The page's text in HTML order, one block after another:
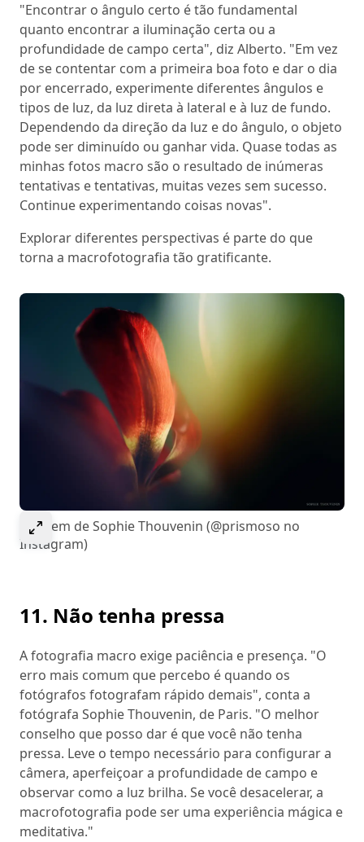
"Encontrar o ângulo certo é tão fundamental
quanto encontrar a iluminação certa ou a
profundidade de campo certa", diz Alberto. "Em vez
de se contentar com a primeira boa foto e dar o dia
por encerrado, experimente diferentes ângulos e
tipos de luz, da luz direta à lateral e à luz de fundo.
Dependendo da direção da luz e do ângulo, o objeto
pode ser diminuído ou ganhar vida. Quase todas as
minhas fotos macro são o resultado de inúmeras
tentativas e tentativas, muitas vezes sem sucesso.
Continue experimentando coisas novas".
Explorar diferentes perspectivas é parte do que
torna a macrofotografia tão gratificante.
Select to expand image
Imagem de Sophie Thouvenin (@prismoso no
Instagram)
11. Não tenha pressa
A fotografia macro exige paciência e presença. "O
erro mais comum que percebo é quando os
fotógrafos fotografam rápido demais", conta a
fotógrafa Sophie Thouvenin, de Paris. "O melhor
conselho que posso dar é que você não tenha
pressa. Leve o tempo necessário para configurar a
câmera, aperfeiçoar a profundidade de campo e
observar como a luz brilha. Se você desacelerar, a
macrofotografia pode ser uma experiência mágica e
meditativa."